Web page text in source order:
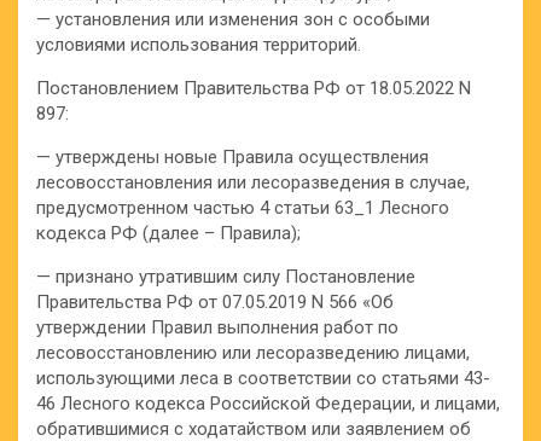
— установления или изменения зон с особыми
условиями использования территорий.
Постановлением Правительства РФ от 18.05.2022 N
897:
— утверждены новые Правила осуществления
лесовосстановления или лесоразведения в случае,
предусмотренном частью 4 статьи 63_1 Лесного
кодекса РФ (далее – Правила);
— признано утратившим силу Постановление
Правительства РФ от 07.05.2019 N 566 «Об
утверждении Правил выполнения работ по
лесовосстановлению или лесоразведению лицами,
использующими леса в соответствии со статьями 43-
46 Лесного кодекса Российской Федерации, и лицами,
обратившимися с ходатайством или заявлением об